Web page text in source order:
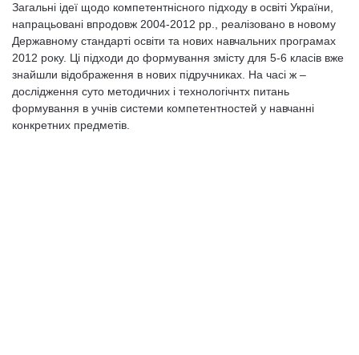
Загальні ідеї щодо компетентнісного підходу в освіті України,
напрацьовані впродовж 2004-2012 рр., реалізовано в новому
Державному стандарті освіти та нових навчальних програмах
2012 року. Ці підходи до формування змісту для 5-6 класів вже
знайшли відображення в нових підручниках. На часі ж –
дослідження суто методичних і технологічнтх питань
формування в учнів системи компетентностей у навчанні
конкретних предметів.